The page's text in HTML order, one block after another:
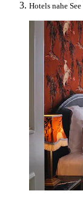
Hotels nahe